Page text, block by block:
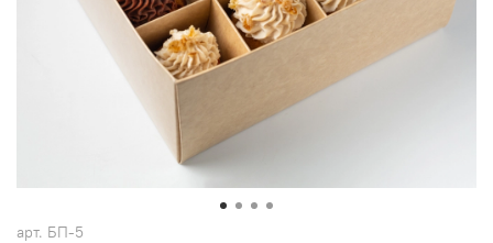
арт. БП-5